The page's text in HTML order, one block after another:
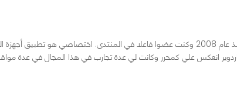
الهاردوير عشقي فلقد دخلت في هذا المجال منذ عام 2008 وكنت عضوا فاعلا في المنتدى. اختصاصي هو تطبيق
انعكس علي كمحرر وكانت لي عدة تجارب في هذا المجال في عدة